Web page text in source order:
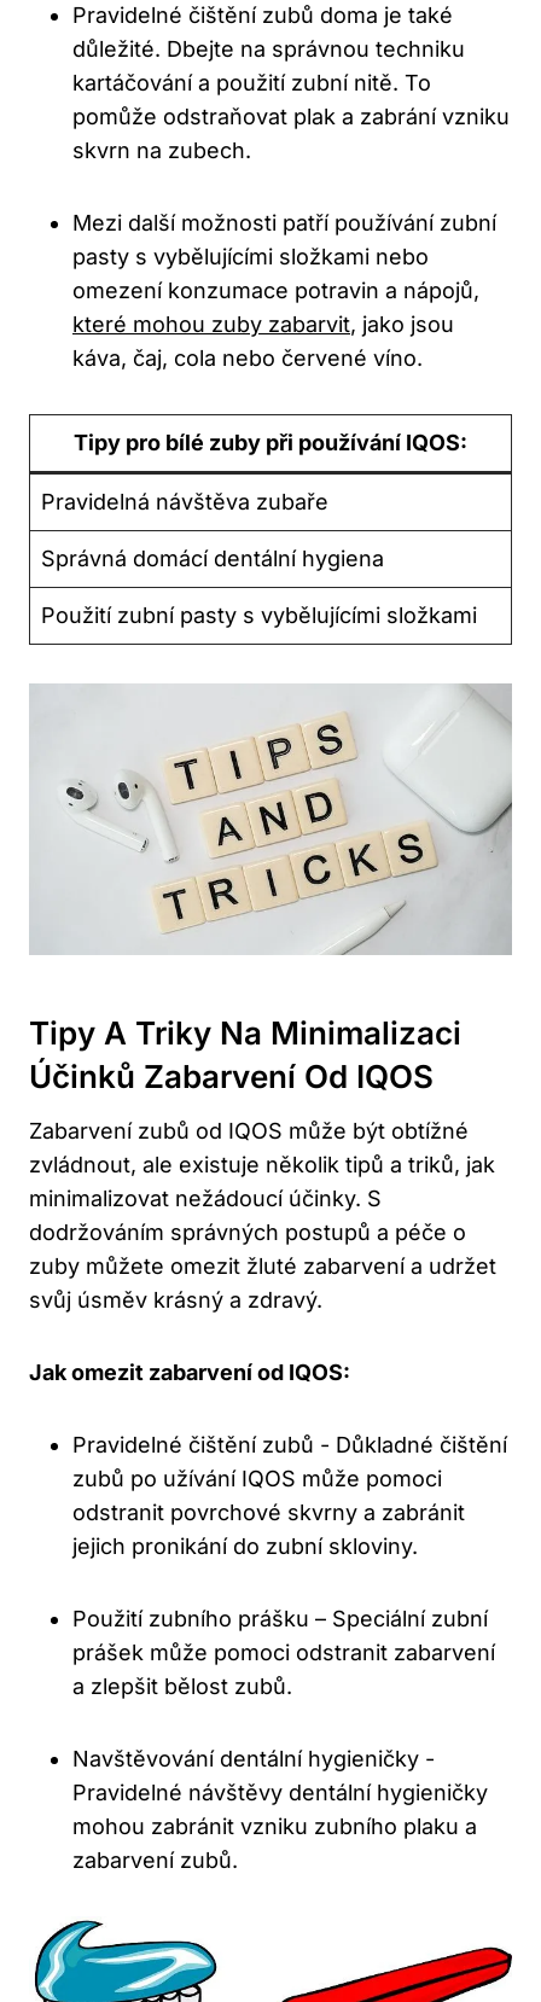
Pravidelné čištění zubů doma je také
důležité. Dbejte ‍na správnou techniku
kartáčování a⁤ použití zubní nitě.‍ To
pomůže odstraňovat‌ plak‌ a zabrání vzniku
skvrn na zubech.
Mezi další možnosti patří používání zubní
pasty s‌ vybělujícími složkami ⁢nebo
omezení⁤ konzumace potravin a⁢ nápojů,
které mohou zuby zabarvit, jako jsou
káva, čaj, cola nebo​ červené víno.
Tipy⁣ pro​ bílé‍ zuby při používání​ IQOS:
Pravidelná ‍návštěva ⁤zubaře
Správná domácí‌ dentální hygiena
Použití zubní pasty s vybělujícími⁤ složkami
Tipy ⁤a‍ Triky Na Minimalizaci
Účinků Zabarvení ⁤od IQOS
Zabarvení zubů od IQOS​ může ‌být ‍obtížné
zvládnout, ale existuje několik tipů a ⁢triků, jak‍
minimalizovat⁤ nežádoucí účinky. S
‌dodržováním správných postupů a⁣ péče o
‌zuby můžete omezit žluté zabarvení​ a udržet⁣
svůj úsměv krásný a zdravý.
Jak omezit zabarvení ‍od IQOS:
Pravidelné ⁢čištění zubů ⁤- Důkladné⁢ čištění
zubů⁢ po užívání IQOS může pomoci
odstranit povrchové skvrny a zabránit
jejich pronikání do zubní‍ skloviny.
Použití ‍zubního prášku – Speciální zubní
⁢prášek může pomoci odstranit zabarvení
a ​zlepšit bělost zubů.
Navštěvování dentální hygieničky ​-
Pravidelné​ návštěvy dentální hygieničky⁤
mohou ‍zabránit ⁤vzniku ‌zubního plaku a
zabarvení zubů.